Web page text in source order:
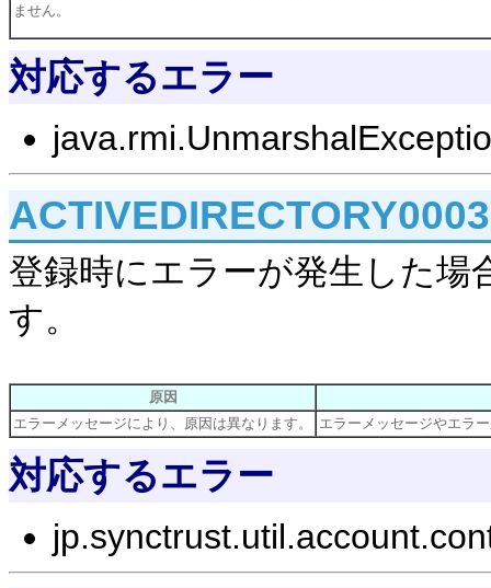
ません。
対応するエラー
登録時にエラーが発生した
す。
原因
エラーメッセージにより、原因は異なります。
エラーメッセージやエラ
対応するエラー